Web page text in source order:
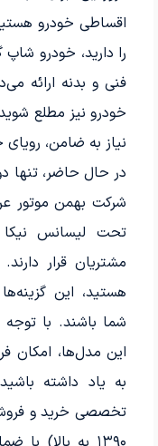
اقساطی خودرو
را دارید، خودرو
فنی و بدنه ارائه
خودرو نیز مطلع
نیاز به ضامن،
تحت لیسانس نیکا
مشتریان قرار
هستید، این
شما باشند. با
این مدل‌ها، امکان
به یاد داشته
تخصصی خرید و